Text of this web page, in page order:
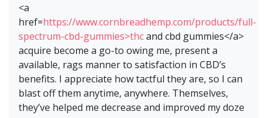
<a
href=https://www.cornbreadhemp.com/products/full-
spectrum-cbd-gummies>thcand cbd gummies</a>
acquire become a go-to owing me, present a
available, rags manner to satisfaction in CBD’s
benefits. I appreciate how tactful they are, so I can
blast off them anytime, anywhere. Themselves,
they’ve helped me decrease and improved my doze